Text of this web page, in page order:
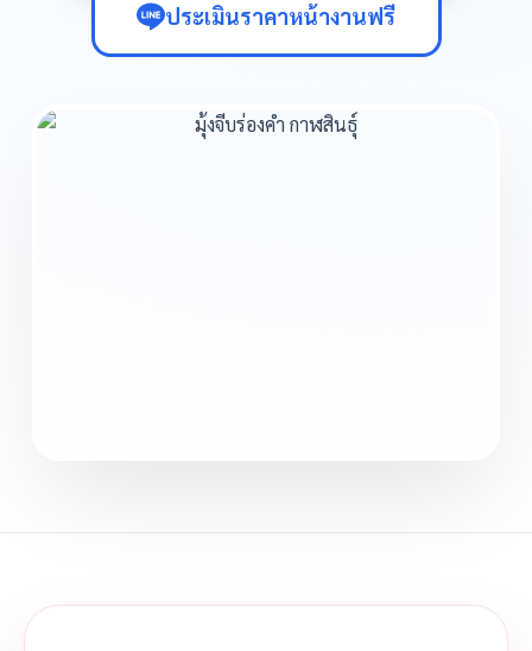
ประเมินราคาหน้างานฟรี